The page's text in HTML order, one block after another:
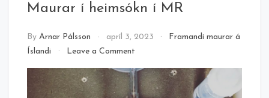
Maurar í heimsókn í MR
By Arnar Pálsson apríl 3, 2023
Framandi maurar á
Íslandi
Leave a Commenton
í
heimsókn